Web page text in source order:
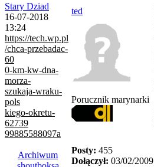
Stary Dziad
16-07-2018
13:24
https://tech.wp.pl
/chca-przebadac-
60
0-km-kw-dna-
morza-
szukaja-wraku-
pols
kiego-okretu-
62739
99885588097a
Archiwum
ted
Porucznik marynarki
Posty: 455
Dołączył: 03/02/2009